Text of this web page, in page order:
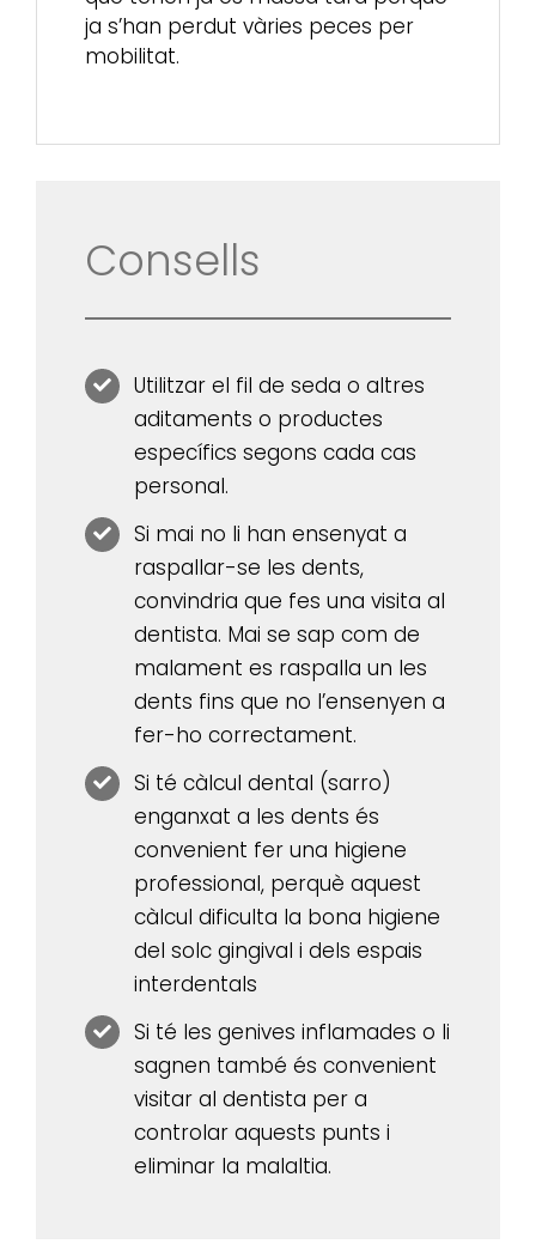
ja s’han perdut vàries peces per
mobilitat.
Consells
Utilitzar el fil de seda o altres
aditaments o productes
específics segons cada cas
personal.
Si mai no li han ensenyat a
raspallar-se les dents,
convindria que fes una visita al
dentista. Mai se sap com de
malament es raspalla un les
dents fins que no l’ensenyen a
fer-ho correctament.
Si té càlcul dental (sarro)
enganxat a les dents és
convenient fer una higiene
professional, perquè aquest
càlcul dificulta la bona higiene
del solc gingival i dels espais
interdentals
Si té les genives inflamades o li
sagnen també és convenient
visitar al dentista per a
controlar aquests punts i
eliminar la malaltia.